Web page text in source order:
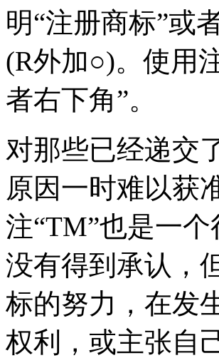
明“注册商标”或
(R外加○)。使用
者右下角”。
对那些已经递交
原因一时难以获
注“TM”也是一
没有得到承认，
标的努力，在发
权利，或主张自